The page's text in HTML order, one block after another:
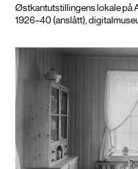
Østkantutstillingens lokale på
1926–40 (anslått),